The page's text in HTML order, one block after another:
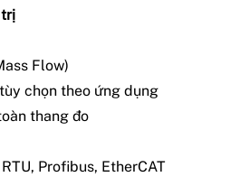
Flow)
chọn theo ứng dụng
thang đo
Profibus, EtherCAT